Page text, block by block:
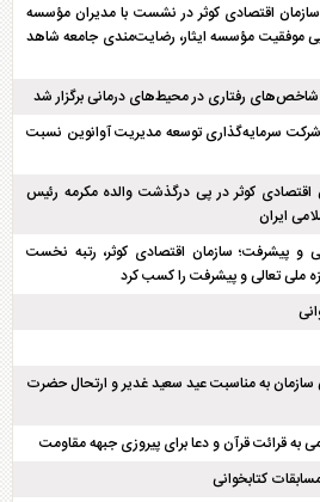
اقتصادی کوثر در نشست با مدیران مؤسسه
موفقیت مؤسسه ایثار، رضایت‌مندی جامعه شاهد
رفتاری در محیط‌های درمانی برگزار شد
شرکت سرمایه‌گذاری توسعه مدیریت آوانوین نسبت
اقتصادی کوثر در پی درگذشت والده مکرمه رئیس
ایران
و پیشرفت؛ سازمان اقتصادی کوثر، رتبه نخست
ملی تعالی و پیشرفت را کسب کرد
به مناسبت عید سعید غدیر و ارتحال حضرت
به قرائت قرآن و دعا برای پیروزی جبهه مقاومت
کتابخوانی